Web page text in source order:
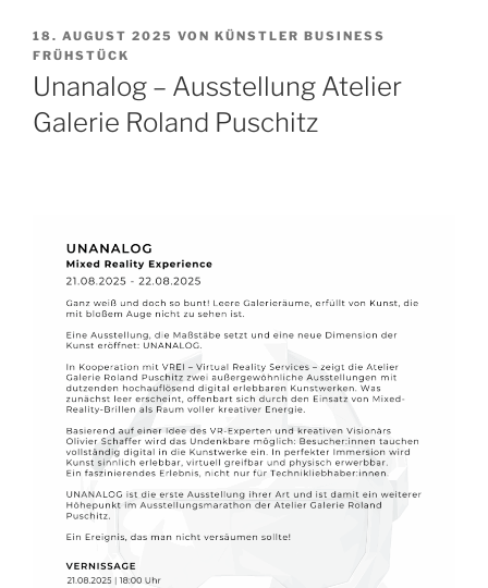
VERÖFFENTLICHT
AM
18. AUGUST 2025 VON KÜNSTLER BUSINESS
FRÜHSTÜCK
Unanalog – Ausstellung Atelier
Galerie Roland Puschitz